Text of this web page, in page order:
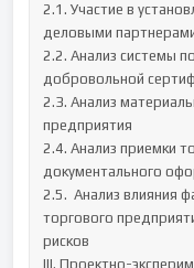
2.1. Участие в
деловыми
2.2. Анализ системы
добровольной
2.3. Анализ
предприятия
2.4. Анализ приемки
документального
2.5.  Анализ влияния
торгового
рисков
III. Проектно-